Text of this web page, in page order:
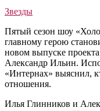
Звезды
Пятый сезон шоу
главному герою
новом выпуске
Александр Ильин.
«Интернах» выяснил,
отношения.
Илья Глинников и